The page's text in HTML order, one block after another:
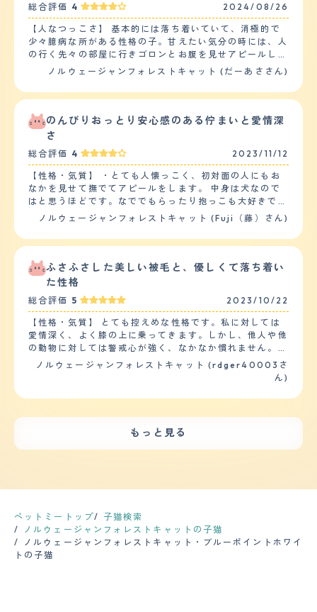
総合評価 4 2024/08/26
【人なつっこさ】 基本的には落ち着いていて、消極的で
少々臆病な所がある性格の子。甘えたい気分の時には、人
の行く先々の部屋に行きゴロンとお腹を見せアピールして
くる。それに答えると、満足するまで人に体を擦り付けた
り、頭突きをしたりしながら甘えてくる。構ってもらえな
いと察すると静かに立ち去ってしまう。同居の猫とは追い
ことはない。同居の後輩猫が相手でも、自分のご飯やおや
つを横取りされても怒ることはなく譲ってしまう。生後２
ヶ月の赤ちゃんがいますが、付かず離れずの距離感で過ご
している。 【落ち着き】 同居の他の猫と遊ぶ時以外は、
基本のんびりと過ごしていて落ち着きのある猫かと思う。
次に一度あるかどうかの頻度で、一人で突発的に走ったり
はする。ただ臆病な性格を持ち合わせているので、急な物
音に驚いて飛び上がったりはする。 【しつけやすさ】 迎
えて数日の間は環境の変化に警戒してしまい粗相をしてい
に落ち着いた。運動量については、朝と晩にそこそこ激し
く他の猫と追いかけっ子をしていて、足音が激しくフロー
リングに傷もつく。 【お手入れ】 毛質はふんわりしてい
て、毛量が多く密。春になると抜け毛が多く朝掃除機を掛
けても、夕方には毛玉が落ちている。ブラッシングをあま
りさせてくれる子ではない為、週一程度でもつれや毛玉の
付着がないか確認しあった場合にブラッシングにて除去し
ている。春と秋にサロンにてシャンプーを実施。春はカッ
トもしていて短毛猫程まで短くし抜け毛や毛玉の吐き戻し
等を軽減させている。健康面に特に悩みはなく、年に一度
混合ワクチンの接種時に健康診断(血液検査)を行ってい
たい時に困ったような声でニャーと鳴くのみ。ボリューム
甘えたい時やご飯が欲しい時に出す程度。 【総評】 好き
な所はふわふわしていて、エレガントな雰囲気がある所。
は、とっても癒される。第一印象は、イケメン君。でも穴
え入れた時は環境変化からかなり警戒してしまい、人の気
配があると飲食も排泄もせず、デビルフェイスでシャーシ
ャーしていた為、慣れてくれるのだろうかと不安だった。
ノルウェージャンフォレストキャット (だーあささん)
のんびりおっとり安心感のある佇まいと愛情深
さ
総合評価 4 2023/11/12
【性格・気質】 ・とても人懐っこく、初対面の人にもお
なかを見せて撫でてアピールをします。 中身は犬なので
はと思うほどです。なででもらったり抱っこも大好きで、
お留守番の後はいつもお出迎えしてすりすり甘えてくれま
す。 ・猫なのでトイレの質は必要ありませんでした（お
家に迎えた初日から決まったトイレでしてくれました。）
鳴くことは騒音などに関するしつけもしたことがありませ
ん。 唯一、壁でのつめとぎのみしつけに苦労しました
が、お気に入りのつめとぎをいつもたっぷり用意して、そ
こでしてくれるようにお願いしています。 ・性格はとて
も温厚なので、子供やペットともうまく暮らしていけると
思います。 ただ、長毛種の特性上、1年を通して（換毛期
は特に）抜け毛がすごいので子供と過ごす際には抜け毛を
過剰に吸い込んでしまったりしないように（アレルギーに
なってしまわないように）、 こまめな掃除とブラッシン
的に投薬しています。 今は3日に1度、シロップ上の抗ア
レルギー薬をシリンジで投与しています。 その関係で3か
手入れ・シャンプー回数】 長毛種、非常に細いけでふわ
ふわと舞うような質感です。幸運なことにあまり毛玉はで
きません（まっすぐな毛質のため？） 1年中ものすごく毛
が抜けるため、換毛期は2ヶ月に1度、それ以外は3か月に
ノルウェージャンフォレストキャット (Fuji（藤）さん)
ふさふさした美しい被毛と、優しくて落ち着い
た性格
総合評価 5 2023/10/22
【性格・気質】 とても控えめな性格です。私に対しては
愛情深く、よく膝の上に乗ってきます。しかし、他人や他
の動物に対しては警戒心が強く、なかなか慣れません。特
に見知らぬ人や犬に対しては隠れたり逃げたりします。
日常的な訓練やしつけはあまり必要でした。ノアはノルウ
す。お手やおかわりなどの芸を覚えましたが、気分次第で
す。 他のペットや子供たちとの相性はあまり良くありま
せん。ノアは自分が一番だと思っているようで、他の動物
の時は注意しています。 【健康・寿命】 今のところ、大
ォレストキャットは遺伝的に心臓や腎臓などの病気にかか
りやすいと聞いていますので、注意しています。 定期的
な健康診断や投薬は必要です。ノアは半年に1回、狂犬病
や混合ワクチンの接種を受けます。また、毎月、ノミやダ
ノルウェージャンフォレストキャット (rdger40003さ
ん)
もっと見る
ペットミートップ
子猫検索
ノルウェージャンフォレストキャットの子猫
ノルウェージャンフォレストキャット・ブルーポイントホワイ
トの子猫